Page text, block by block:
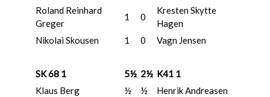
Roland Reinhard
Greger
1 0
Kresten Skytte
Hagen
Nikolai Skousen
1 0 Vagn Jensen
SK 68 1 5½ 2½ K41 1
Klaus Berg
½ ½
Henrik Andreasen